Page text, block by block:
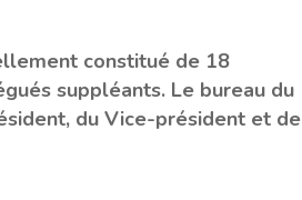
constitué de 18
suppléants. Le bureau du
du Vice-président et de